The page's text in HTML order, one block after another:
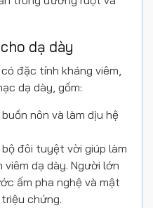
dạ dày
đặc tính kháng viêm,
dạ dày, gồm:
nôn và làm dịu hệ
bộ đôi tuyệt vời giúp làm
viêm dạ dày. Người lớn
ấm pha nghệ và mật
chứng.